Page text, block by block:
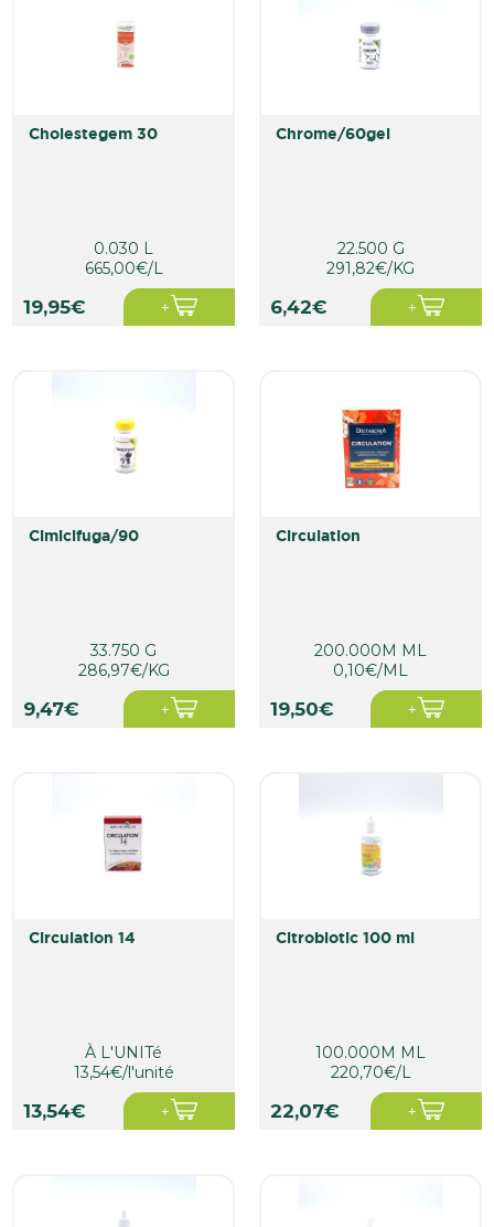
cholestegem 30
0.030 L
665,00€/L
19,95€
chrome/60gel
22.500 G
291,82€/KG
6,42€
cimicifuga/90
33.750 G
286,97€/KG
9,47€
circulation
200.000M ML
0,10€/ML
19,50€
circulation 14
À L'UNITé
13,54€/l'unité
13,54€
citrobiotic 100 ml
100.000M ML
220,70€/L
22,07€